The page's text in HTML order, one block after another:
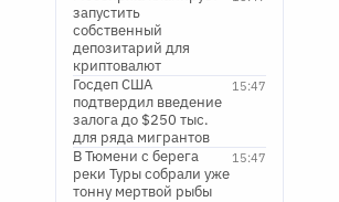
запустить
собственный
депозитарий для
криптовалют
15:47
Госдеп США
подтвердил введение
залога до $250 тыс.
для ряда мигрантов
15:47
В Тюмени с берега
реки Туры собрали уже
тонну мертвой рыбы